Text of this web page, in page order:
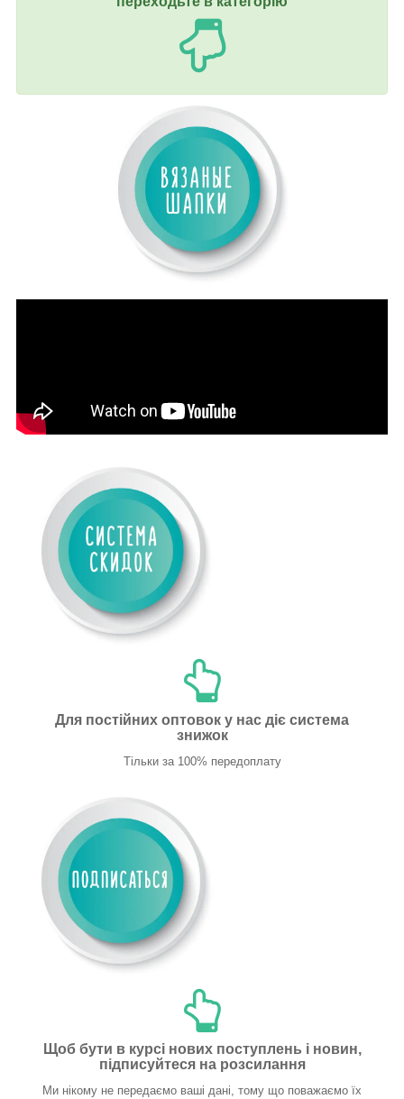
Для постійних оптовок у нас діє система
знижок
Тільки за 100% передоплату
Щоб бути в курсі нових поступлень і новин,
підписуйтеся на розсилання
Ми нікому не передаємо ваші дані, тому що поважаємо їх